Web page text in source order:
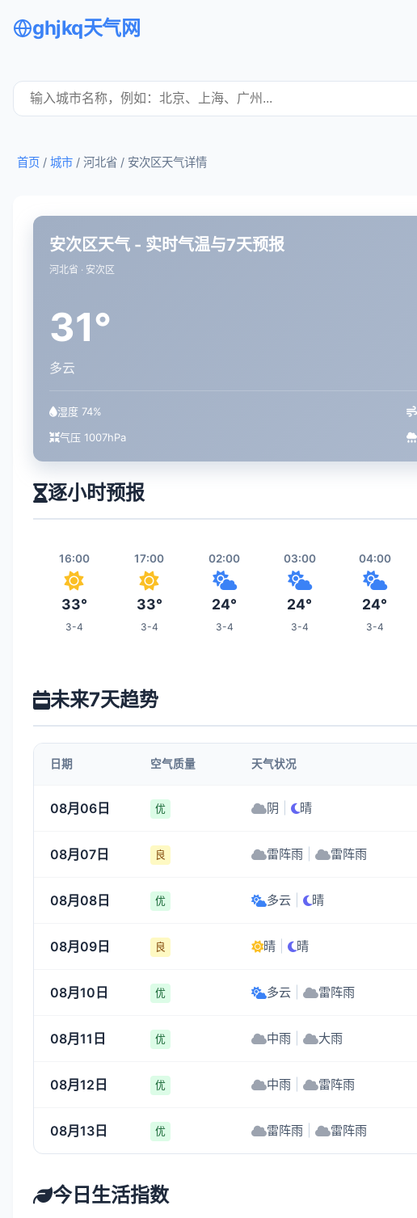
ghjkq天气网
首页 / 城市 / 河北省 / 安次区天气详情
安次区天气 - 实时气温与7天预报
河北省 · 安次区
31°
多云
湿度 74%
气压 1007hPa
逐小时预报
16:00
33°
3-4
17:00
33°
3-4
02:00
24°
3-4
03:00
24°
3-4
04:00
24°
3-4
4-5 3-4 1-3 3-4 1-3
3-4 3-4 3-4 3-4
未来7天趋势
日期 空气质量 天气状况
08月06日 优 阴 晴
08月07日 良 雷阵雨 雷阵雨
08月08日 优 多云 晴
08月09日 良 晴 晴
08月10日 优 多云 雷阵雨
08月11日 优 中雨 大雨
08月12日 优 中雨 雷阵雨
08月13日 优 雷阵雨 雷阵雨
今日生活指数